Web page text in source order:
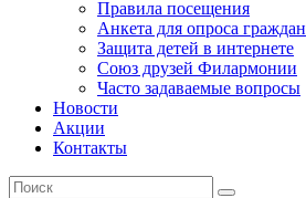
Правила посещения
Анкета для опроса граждан
Защита детей в интернете
Союз друзей Филармонии
Часто задаваемые вопросы
Новости
Акции
Контакты